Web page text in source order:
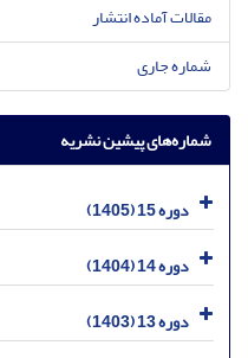
مقالات آماده انتشار
شماره جاری
شماره‌های پیشین نشریه
دوره 15 (1405)
دوره 14 (1404)
دوره 13 (1403)